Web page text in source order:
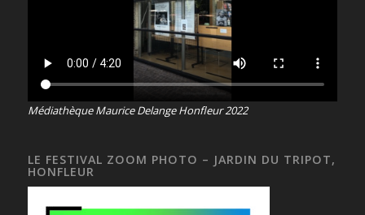
Médiathèque Maurice Delange Honfleur 2022
LE FESTIVAL ZOOM PHOTO – JARDIN DU TRIPOT,
HONFLEUR